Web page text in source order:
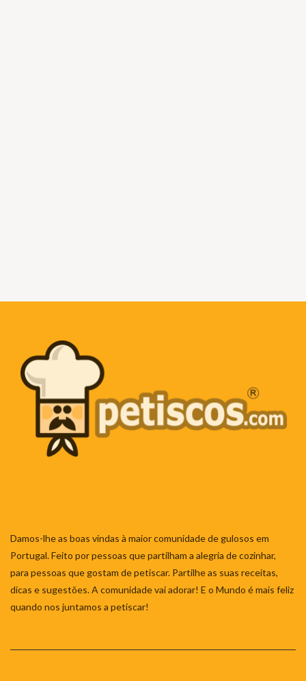
Damos-lhe as boas vindas à maior comunidade de gulosos em
Portugal. Feito por pessoas que partilham a alegria de cozinhar,
para pessoas que gostam de petiscar. Partilhe as suas receitas,
dicas e sugestões. A comunidade vai adorar! E o Mundo é mais feliz
quando nos juntamos a petiscar!